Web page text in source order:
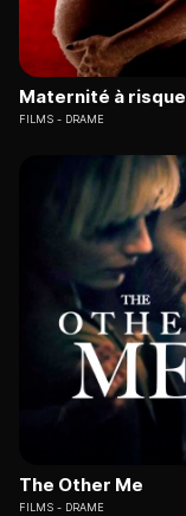
Maternité à risque
FILMS DRAME
The Other Me
FILMS DRAME